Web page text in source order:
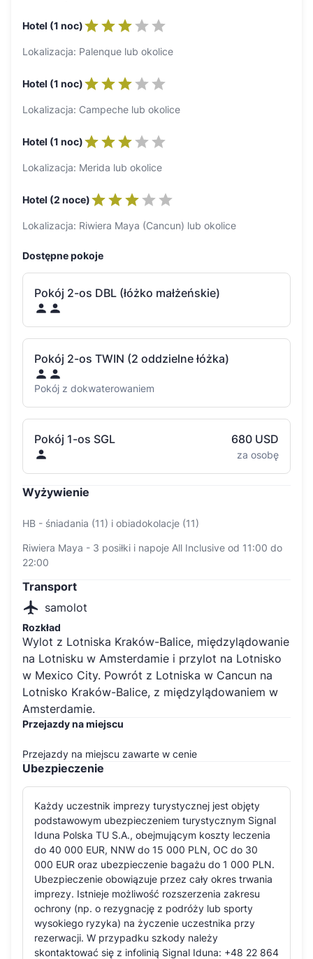
Hotel (1 noc)
Lokalizacja: Palenque lub okolice
Hotel (1 noc)
Lokalizacja: Campeche lub okolice
Hotel (1 noc)
Lokalizacja: Merida lub okolice
Hotel (2 noce)
Lokalizacja: Riwiera Maya (Cancun) lub okolice
Dostępne pokoje
Pokój 2-os DBL (łóżko małżeńskie)
Pokój 2-os TWIN (2 oddzielne łóżka)
Pokój z dokwaterowaniem
Pokój 1-os SGL 680 USD
za osobę
Wyżywienie
HB - śniadania (11) i obiadokolacje (11)
Riwiera Maya - 3 posiłki i napoje All Inclusive od 11:00 do
22:00
Transport
samolot
Rozkład
Wylot z Lotniska Kraków-Balice, międzylądowanie
na Lotnisku w Amsterdamie i przylot na Lotnisko
w Mexico City. Powrót z Lotniska w Cancun na
Lotnisko Kraków-Balice, z międzylądowaniem w
Amsterdamie.
Przejazdy na miejscu
Przejazdy na miejscu zawarte w cenie
Ubezpieczenie
Każdy uczestnik imprezy turystycznej jest objęty
podstawowym ubezpieczeniem turystycznym Signal
Iduna Polska TU S.A., obejmującym koszty leczenia
do 40 000 EUR, NNW do 15 000 PLN, OC do 30
000 EUR oraz ubezpieczenie bagażu do 1 000 PLN.
Ubezpieczenie obowiązuje przez cały okres trwania
imprezy. Istnieje możliwość rozszerzenia zakresu
ochrony (np. o rezygnację z podróży lub sporty
wysokiego ryzyka) na życzenie uczestnika przy
rezerwacji. W przypadku szkody należy
skontaktować się z infolinią Signal Iduna: +48 22 864